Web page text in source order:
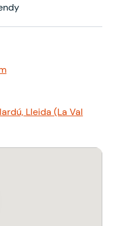
Lleida (La Val